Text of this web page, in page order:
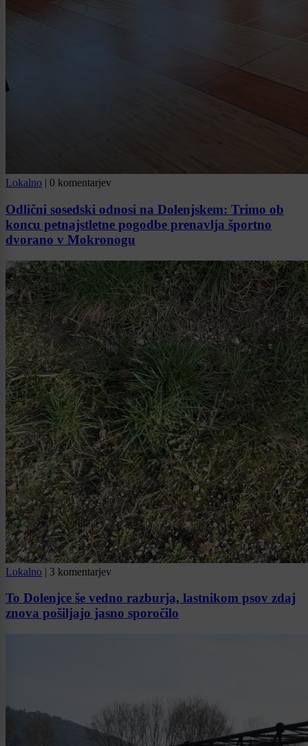
Lokalno | 0 komentarjev
Odlični sosedski odnosi na Dolenjskem: Trimo ob
koncu petnajstletne pogodbe prenavlja športno
dvorano v Mokronogu
Lokalno | 3 komentarjev
To Dolenjce še vedno razburja, lastnikom psov zdaj
znova pošiljajo jasno sporočilo